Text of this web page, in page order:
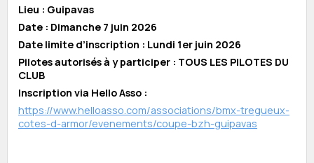
Lieu : Guipavas
Date : Dimanche 7 juin 2026
Date limite d’inscription : Lundi 1er juin 2026
Pilotes autorisés à y participer : TOUS LES PILOTES DU
CLUB
Inscription via Hello Asso :
https://www.helloasso.com/associations/bmx-tregueux-
cotes-d-armor/evenements/coupe-bzh-guipavas